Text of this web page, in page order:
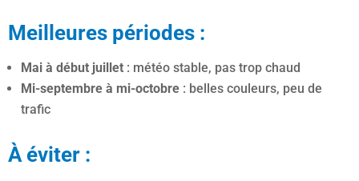
Meilleures périodes :
Mai à début juillet: météo stable, pas trop chaud
Mi-septembre à mi-octobre: belles couleurs, peu de
trafic
À éviter :